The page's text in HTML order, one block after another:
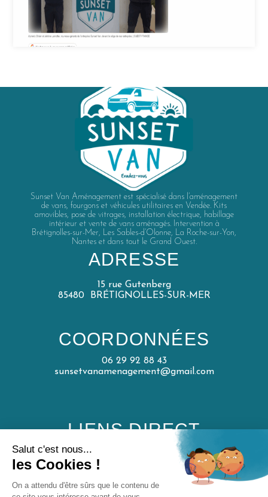
Sunset Van Aménagement est spécialisé dans l’aménagement
de vans, fourgons et véhicules utilitaires en Vendée. Kits
amovibles, pose de vitrages, installation électrique, habillage
intérieur et vente de vans aménagés. Intervention à
Brétignolles-sur-Mer, Les Sables-d’Olonne, La Roche-sur-Yon,
Nantes et dans tout le Grand Ouest.
ADRESSE
15 rue Gutenberg
85480 BRÉTIGNOLLES-SUR-MER
COORDONNÉES
06 29 92 88 43
sunsetvanamenagement@gmail.com
LIENS DIRECT
Contact